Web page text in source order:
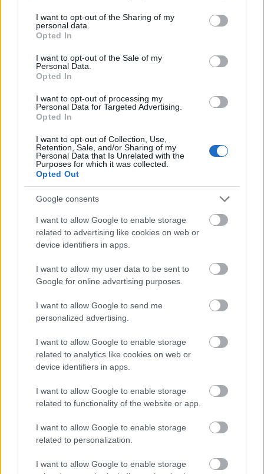
not limited to your visit or usage behaviour. You may click to
grant or deny consent to Google and its third-party tags to
use your data for below specified purposes in below Google
consent section.
I want to opt-out of the Sharing of my
personal data.
Opted In
I want to opt-out of the Sale of my
Personal Data.
Opted In
I want to opt-out of processing my
Personal Data for Targeted Advertising.
Opted In
I want to opt-out of Collection, Use,
Retention, Sale, and/or Sharing of my
Personal Data that Is Unrelated with the
Purposes for which it was collected.
Opted Out
Google consents
I want to allow Google to enable storage
related to advertising like cookies on web or
device identifiers in apps.
I want to allow my user data to be sent to
Google for online advertising purposes.
I want to allow Google to send me
personalized advertising.
I want to allow Google to enable storage
related to analytics like cookies on web or
device identifiers in apps.
I want to allow Google to enable storage
related to functionality of the website or app.
I want to allow Google to enable storage
related to personalization.
I want to allow Google to enable storage
olvassanak, tájékozottak, intelligensek legyenek,
értesüljenek a világ dolgairól, jó ízléssel, tudatosan
nyúljanak a feladatokhoz, sokféle
stílust értékeljenek, még akkor is, ha valami nem az
ő ízlésüknek megfelelő. Fontos, hogy meglássák, mi
az eredeti egy-egy alkotásban, hogy egy mű miféle
művészi szándékkal születik - ennek megértése
fontosabb, mint a gyors „vélemény”. Arra is neveljük
őket, hogyan figyeljenek az utcán, a világban, a saját
környezetükben, hogy próbáljanak
emberségesen közeledni az őket körülvevő
jelenségekhez, hogy mindent értően és hitelesen
tudjanak ábrázolni a színpadon. A tanároknak
világos, reális képük van diákjaik
fejlődésének fázisairól, erényeikről és hibáikról –
ezzel együtt lelkesednek a tanítványaikért, akár még
elfogultnak is lehet nevezni őket, de ez a fajta
elfogultság is a színházi munka természetéhez
tartozik. Anélkül nem lehet szerepet osztani, a
másikban való hit fontos tényező. Színésznél,
rendezőnél egyaránt.
Nemrég egy végzős színészhallgató úgy fogalmazott,
az egyetemi színészképzés olyan, mintha bedobnák
jelenti, hogy tud úszni. Te hogy látod ezt?
Ascher Tamás: Én ellenkezőleg gondolom. Az egyetem
egy tanmedence, ahol az embernek mindig leér a
lába, ahol mindig van segítség az úszáshoz. A
mélyvíz az, amikor valaki innen kikerül. Az egyetem
védőburok, amelyben igyekeznek a hallgatókat
felkészíteni arra, ami várható. Nem titkoljuk el
előlük, hogy innen kilépve semmiféle kényelem és
biztonság nem vár rájuk, nem úgy, mint a